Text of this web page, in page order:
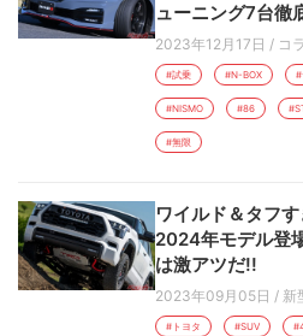
ューニング7台徹
2023年12月17日 / コ
#試乗 #N-BOX #
#NISMO #86
#無限
ワイルド＆タフ
2024年モデル登
は激アツだ!!
2023年09月05日 / 新
#トヨタ #SUV